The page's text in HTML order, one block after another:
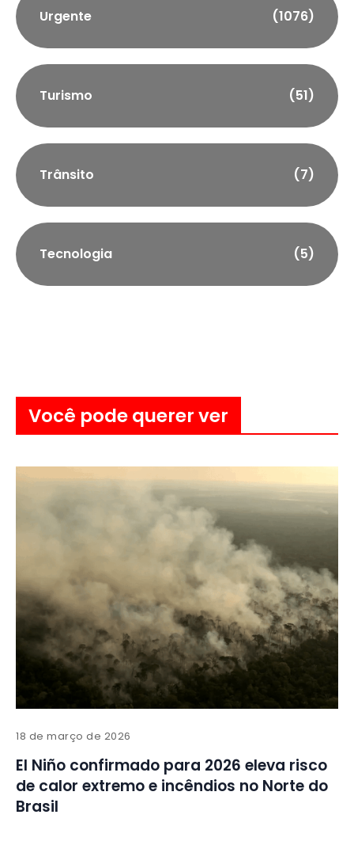
Urgente (1076)
Turismo (51)
Trânsito (7)
Tecnologia (5)
Você pode querer ver
18 de março de 2026
El Niño confirmado para 2026 eleva risco
de calor extremo e incêndios no Norte do
Brasil